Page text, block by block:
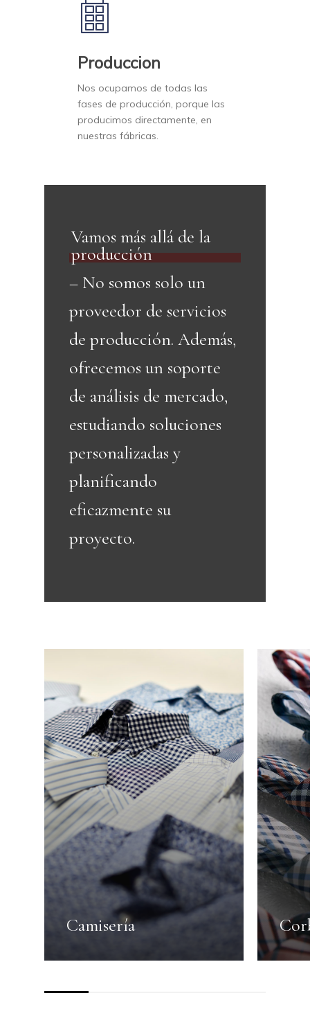
Produccion
Nos ocupamos de todas las
fases de producción, porque las
producimos directamente, en
nuestras fábricas.
Vamos más allá de la
producción
– No somos solo un
proveedor de servicios
de producción. Además,
ofrecemos un soporte
de análisis de mercado,
estudiando soluciones
personalizadas y
planificando
eficazmente su
proyecto.
Camisería